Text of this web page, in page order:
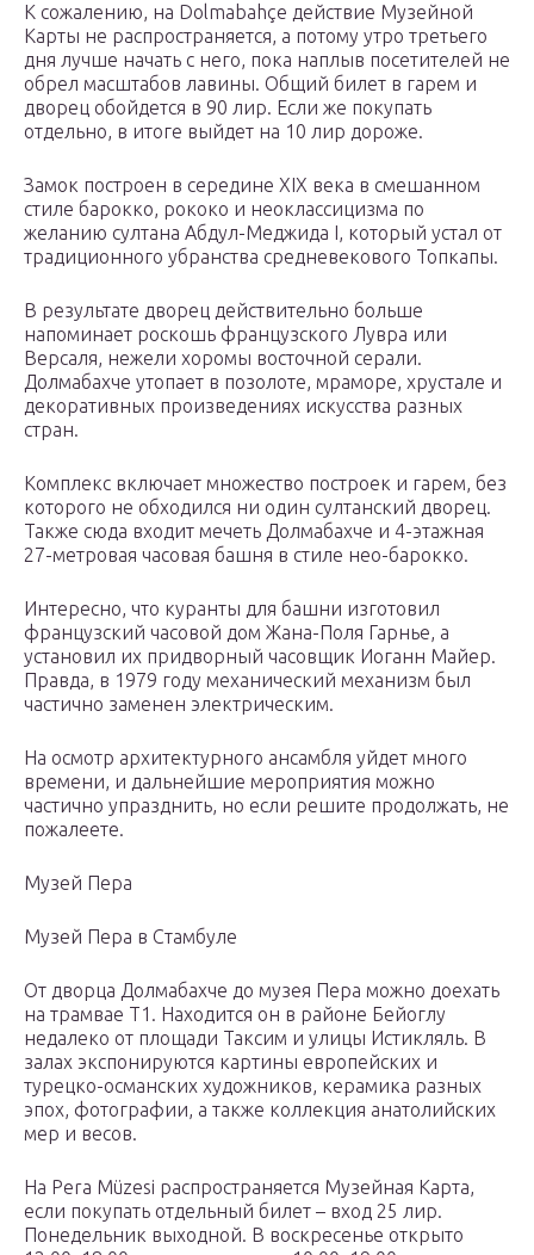
К сожалению, на Dolmabahçe действие Музейной
Карты не распространяется, а потому утро третьего
дня лучше начать с него, пока наплыв посетителей не
обрел масштабов лавины. Общий билет в гарем и
дворец обойдется в 90 лир. Если же покупать
отдельно, в итоге выйдет на 10 лир дороже.
Замок построен в середине XIX века в смешанном
стиле барокко, рококо и неоклассицизма по
желанию султана Абдул-Меджида I, который устал от
традиционного убранства средневекового Топкапы.
В результате дворец действительно больше
напоминает роскошь французского Лувра или
Версаля, нежели хоромы восточной серали.
Долмабахче утопает в позолоте, мраморе, хрустале и
декоративных произведениях искусства разных
стран.
Комплекс включает множество построек и гарем, без
которого не обходился ни один султанский дворец.
Также сюда входит мечеть Долмабахче и 4-этажная
27-метровая часовая башня в стиле нео-барокко.
Интересно, что куранты для башни изготовил
французский часовой дом Жана-Поля Гарнье, а
установил их придворный часовщик Иоганн Майер.
Правда, в 1979 году механический механизм был
частично заменен электрическим.
На осмотр архитектурного ансамбля уйдет много
времени, и дальнейшие мероприятия можно
частично упразднить, но если решите продолжать, не
пожалеете.
Музей Пера
Музей Пера в Стамбуле
От дворца Долмабахче до музея Пера можно доехать
на трамвае Т1. Находится он в районе Бейоглу
недалеко от площади Таксим и улицы Истикляль. В
залах экспонируются картины европейских и
турецко-османских художников, керамика разных
эпох, фотографии, а также коллекция анатолийских
мер и весов.
На Pera Müzesi распространяется Музейная Карта,
если покупать отдельный билет – вход 25 лир.
Понедельник выходной. В воскресенье открыто